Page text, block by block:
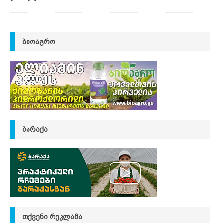
ᲑᲘᲝᲐᲒᲠᲝ
ᲑᲐᲠᲐᲥᲐ
ᲗᲥᲕᲔᲜᲘ ᲠᲔᲙᲚᲐᲛᲐ